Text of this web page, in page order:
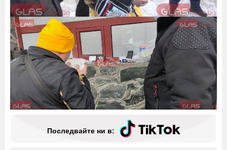
Последвайте ни в: